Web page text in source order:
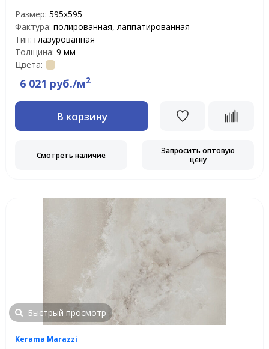
Размер: 595x595
Фактура: полированная, лаппатированная
Тип: глазурованная
Толщина: 9 мм
Цвета:
6 021 руб./м2
В корзину
Смотреть наличие
Запросить оптовую
цену
Быстрый просмотр
Kerama Marazzi